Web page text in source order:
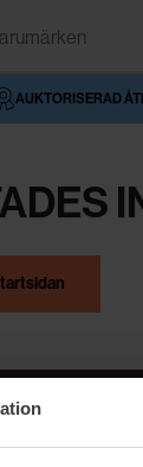
AUKTORISERAD